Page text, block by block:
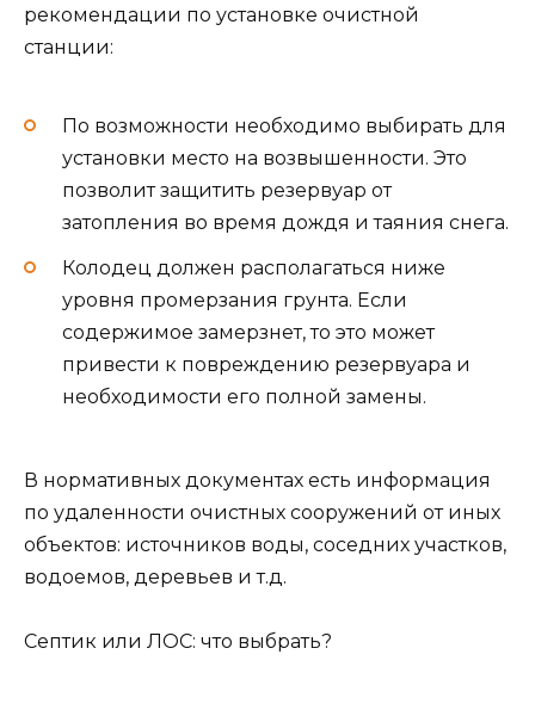
рекомендации по установке очистной
станции:
По возможности необходимо выбирать для
установки место на возвышенности. Это
позволит защитить резервуар от
затопления во время дождя и таяния снега.
Колодец должен располагаться ниже
уровня промерзания грунта. Если
содержимое замерзнет, то это может
привести к повреждению резервуара и
необходимости его полной замены.
В нормативных документах есть информация
по удаленности очистных сооружений от иных
объектов: источников воды, соседних участков,
водоемов, деревьев и т.д.
Септик или ЛОС: что выбрать?